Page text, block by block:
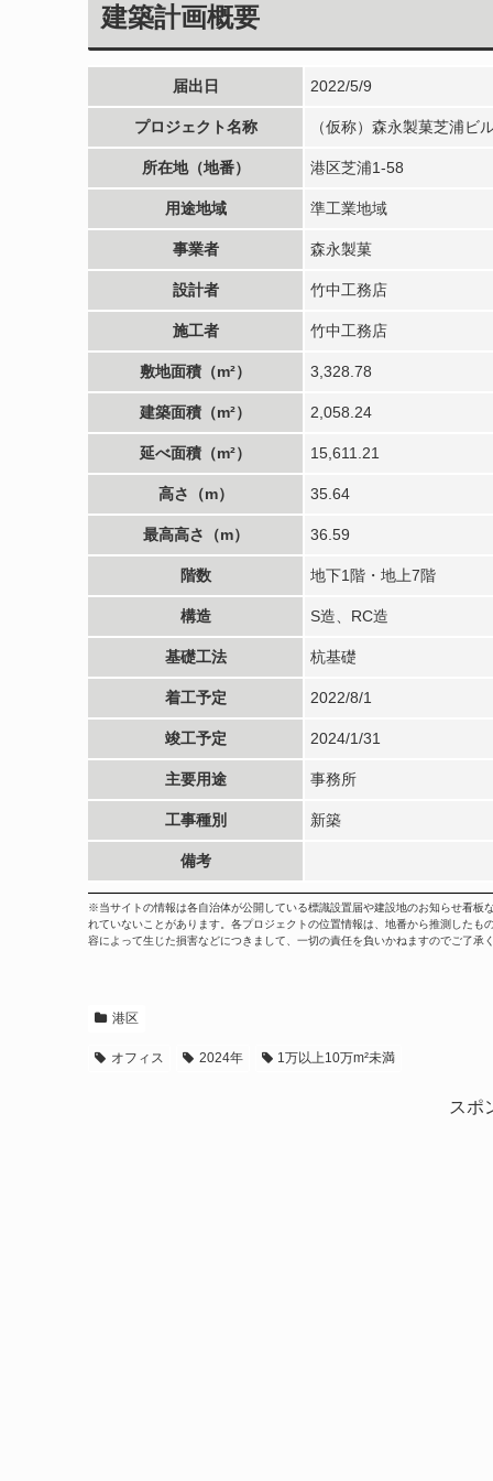
建築計画概要
届出日 2022/5/9
プロジェクト名称 （仮称）森永製菓芝浦ビ
所在地（地番） 港区芝浦1-58
用途地域 準工業地域
事業者 森永製菓
設計者 竹中工務店
施工者 竹中工務店
敷地面積（m²） 3,328.78
建築面積（m²） 2,058.24
延べ面積（m²） 15,611.21
高さ（m） 35.64
最高高さ（m） 36.59
階数 地下1階・地上7階
構造 S造、RC造
基礎工法 杭基礎
着工予定 2022/8/1
竣工予定 2024/1/31
主要用途 事務所
工事種別 新築
備考
※当サイトの情報は各自治体が公開している標識設置届や建設地のお知らせ看
れていないことがあります。各プロジェクトの位置情報は、地番から推測した
容によって生じた損害などにつきまして、一切の責任を負いかねますのでご了承
港区
オフィス 2024年 1万以上10万m²未満
スポ